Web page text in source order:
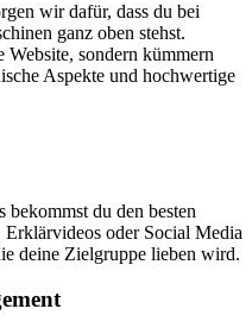
wir dafür, dass du bei
ganz oben stehst.
sondern kümmern
Aspekte und hochwertige
du den besten
oder Social Media
deine Zielgruppe lieben wird.